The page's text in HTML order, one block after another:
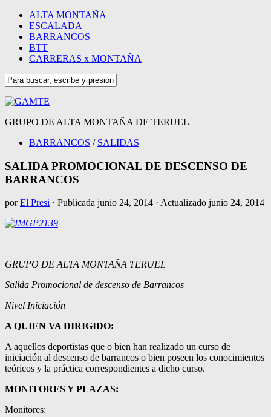
ALTA MONTAÑA
ESCALADA
BARRANCOS
BTT
CARRERAS x MONTAÑA
GRUPO DE ALTA MONTAÑA DE TERUEL
BARRANCOS / SALIDAS
SALIDA PROMOCIONAL DE DESCENSO DE
BARRANCOS
porEl Presi · Publicada junio 24, 2014 · Actualizado junio 24, 2014
GRUPO DE ALTA MONTAÑA TERUEL
Salida Promocional de descenso de Barrancos
Nivel Iniciación
A QUIEN VA DIRIGIDO:
A aquellos deportistas que o bien han realizado un curso de
iniciación al descenso de barrancos o bien poseen los conocimientos
teóricos y la práctica correspondientes a dicho curso.
MONITORES Y PLAZAS:
Monitores: